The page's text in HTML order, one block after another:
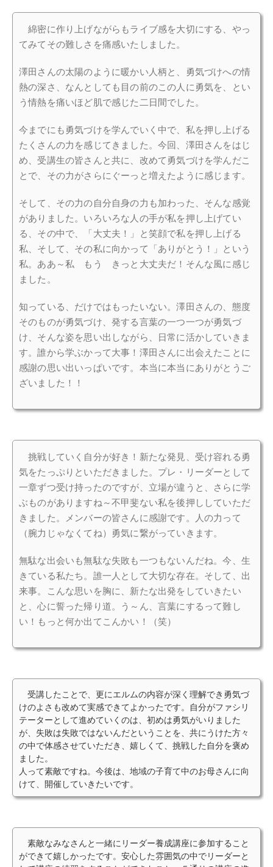
綿密に作り上げながらもライブ感を大切にする、やっ
てみてその難しさを痛感いたしました。
澤田さんの太陽のように暖かい人柄と、勇気づけへの情
熱の深さ、なんとしても目の前のこの人に勇気を、とい
う情熱を痛いほど肌で感じた二日間でした。
今までにも勇気づけを学んでいく中で、私を押し上げる
たくさんの力を感じてきました。今回、澤田さんをはじ
め、受講生の皆さんと共に、改めて勇気づけを学んだこ
とで、その力がさらにぐーっと増えたように感じます。
そして、その力の自分自身の力も加わった、そんな感覚
がありました。いろいろな人の手が私を押し上げてい
る、その中で、「大丈夫！」と笑顔で私を押し上げる
私、そして、その私に向かって「ありがとう！」という
私。ああ～私 もう きっと大丈夫だ！そんな風に感じ
ました。
知っている、だけではもったいない。澤田さんの、態度
そのものが勇気づけ、発する言葉の一つ一つが勇気づ
け、そんな姿を思い出しながら、日常に活かしていきま
す。誰から学ぶかって大事！澤田さんに出会えたことに
感謝の思い出いっぱいです。本当に本当にありがとうご
ざいました！！
挑戦していく自分が好き！新たな発見、受け容れる勇
気をたっぷりといただきました。プレ・リーダーとして
一章ずつ受け持ったのですが、立場が違うと、さらに学
ぶものがありますね～不甲斐ない私を後押ししていただ
きました。メンバーの皆さんに感謝です。人の力って
（腕力じゃなくてね）勇気に繋がっていきます。
無駄な出会いも無駄な失敗も一つもないんだね。今、生
きている私たち。誰一人として大切な存在。そして、出
来事。こんな思いを胸に、新たな出発をしていきたい
と、心に誓った帰り道。う～ん、言葉にするって難し
い！もっと何か出てこんかい！（笑）
受講したことで、更にエルムの内容が深く理解でき勇気づ
けのよさも改めて実感できてよかったです。自分がファシリ
テーターとして進めていくのは、初めは勇気がいりました
が、失敗は失敗ではないんだということを、共にうけた方々
の中で体感させていただき、嬉しくて、挑戦した自分を褒め
ました。
人って素敵ですね。今後は、地域の子育て中のお母さんに向
けて、開催していきたいです。
素敵なみなさんと一緒にリーダー養成講座に参加すること
ができて嬉しかったです。安心した雰囲気の中でリーダーと